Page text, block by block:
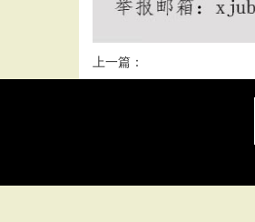
上一篇：